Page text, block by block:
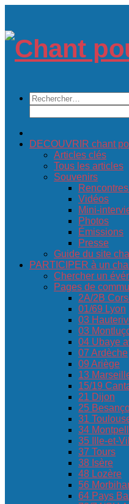
content
Rechercher :
DECOUVRIR chant
Articles clés
Tous les articles
Souvenirs
Vidéos
Mini-
Photos
Émissions
Presse
Guide du site
PARTICIPER à un
Chercher un
Pages de
2A/2B
01/69 Lyon
03
03
04 Ubaye
07 Ardèche
09 Ariège
13
15/19
21 Dijon
25
31
34
35 Ille-et-
37 Tours
38 Isère
48 Lozère
56
64 Pays